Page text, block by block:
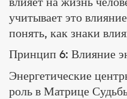
влияет на жизнь
учитывает это
понять, как знаки
Принцип 6: Влияние
Энергетические
роль в Матрице